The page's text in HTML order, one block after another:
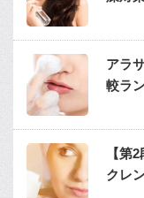
アラ
較ラ
【第
クレ